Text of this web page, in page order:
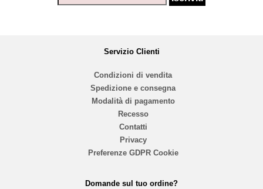
Servizio Clienti
Condizioni di vendita
Spedizione e consegna
Modalità di pagamento
Recesso
Contatti
Privacy
Preferenze GDPR Cookie
Domande sul tuo ordine?